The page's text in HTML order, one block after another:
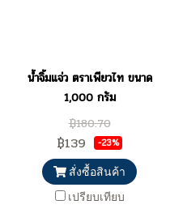
น้ำจิ้มแจ่ว ตราเพียวไท ขนาด
1,000 กรัม
฿180.70
฿139 -23%
สั่งซื้อสินค้า
เปรียบเทียบ